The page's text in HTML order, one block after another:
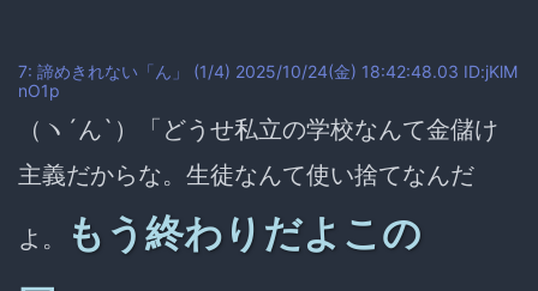
7: 諦めきれない「ん」 (1/4) 2025/10/24(金) 18:42:48.03 ID:jKlM
nO1p
（ヽ´ん`）「どうせ私立の学校なんて金儲け
主義だからな。生徒なんて使い捨てなんだ
よ。
もう終わりだよこの